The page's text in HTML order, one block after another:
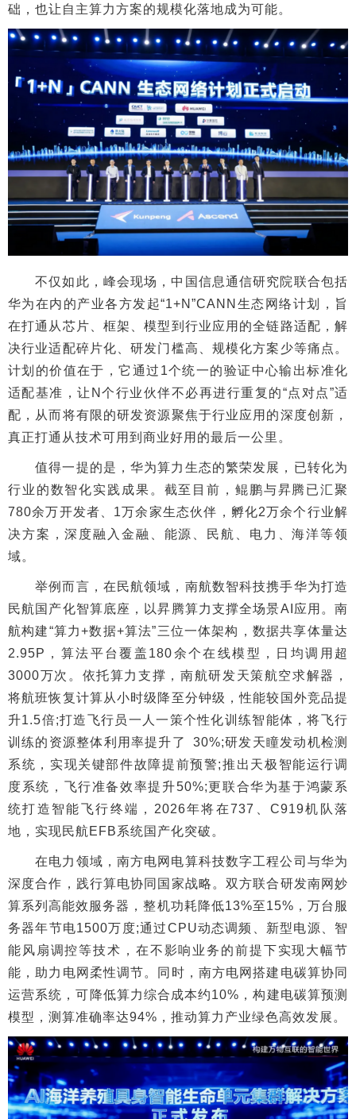
础，也让自主算力方案的规模化落地成为可能。
不仅如此，峰会现场，中国信息通信研究院联合包括
华为在内的产业各方发起“1+N”CANN生态网络计划，旨
在打通从芯片、框架、模型到行业应用的全链路适配，解
决行业适配碎片化、研发门槛高、规模化方案少等痛点。
计划的价值在于，它通过1个统一的验证中心输出标准化
适配基准，让N个行业伙伴不必再进行重复的“点对点”适
配，从而将有限的研发资源聚焦于行业应用的深度创新，
真正打通从技术可用到商业好用的最后一公里。
值得一提的是，华为算力生态的繁荣发展，已转化为
行业的数智化实践成果。截至目前，鲲鹏与昇腾已汇聚
780余万开发者、1万余家生态伙伴，孵化2万余个行业解
决方案，深度融入金融、能源、民航、电力、海洋等领
域。
举例而言，在民航领域，南航数智科技携手华为打造
民航国产化智算底座，以昇腾算力支撑全场景AI应用。南
航构建“算力+数据+算法”三位一体架构，数据共享体量达
2.95P，算法平台覆盖180余个在线模型，日均调用超
3000万次。依托算力支撑，南航研发天策航空求解器，
将航班恢复计算从小时级降至分钟级，性能较国外竞品提
升1.5倍;打造飞行员一人一策个性化训练智能体，将飞行
训练的资源整体利用率提升了 30%;研发天瞳发动机检测
系统，实现关键部件故障提前预警;推出天极智能运行调
度系统，飞行准备效率提升50%;更联合华为基于鸿蒙系
统打造智能飞行终端，2026年将在737、C919机队落
地，实现民航EFB系统国产化突破。
在电力领域，南方电网电算科技数字工程公司与华为
深度合作，践行算电协同国家战略。双方联合研发南网妙
算系列高能效服务器，整机功耗降低13%至15%，万台服
务器年节电1500万度;通过CPU动态调频、新型电源、智
能风扇调控等技术，在不影响业务的前提下实现大幅节
能，助力电网柔性调节。同时，南方电网搭建电碳算协同
运营系统，可降低算力综合成本约10%，构建电碳算预测
模型，测算准确率达94%，推动算力产业绿色高效发展。